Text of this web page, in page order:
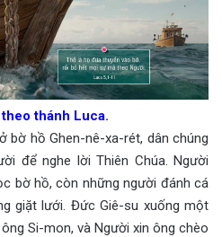
thánh Luca.
bờ hồ Ghen-nê-xa-rét, dân chúng
để nghe lời Thiên Chúa. Người
bờ hồ, còn những người đánh cá
giặt lưới. Đức Giê-su xuống một
Si-mon, và Người xin ông chèo